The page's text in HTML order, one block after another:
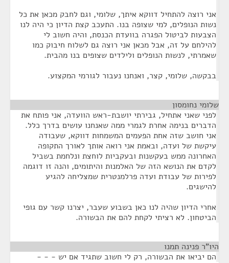
אני רוצה להתחיל דווקא איתך, שלומי, וגם לחבק מכאן את כל
נשות הנופלים, למי שצופה בנו. התעכב קצת הדיון כי היה לנו
הצבעות לביטול הפגרה בוועדת הכנסת, והיה חשוב לי
להילחם על זה, אבל מכאן אני רוצה גם לשלוח חיבוק כמו
שאמרתי, לנשות הנופלים ולילדים שצופים בנו מהבית.
בבקשה, שלומי, קצר, ואנחנו נעבור לגורמי המקצוע.
שלומי נחומסון
לפני שאני אתחיל, גבירתי יושבת-ראש הוועדה, אני פותח את
הדברים בנימה אחרת לגמרי ממה שאנחנו עושים בדרך כלל.
אני חושב שזה אחת הפעמים המשמחות דווקא, שעבודה
עיקשת של ועדה, ובאמת אני רואה אותך לאורך התקופה
האחרונה ממש בעקשנות ובעקביות לוחצת ונלחמת בשביל
לקדם את הנושא הזה של האלמנות והיתומים, והנה זו דוגמה
לפירות של עבודת ועדה פרלמנטרית שמצליחה להגיע
להישגים.
אחרי הדיון שהיה לנו כאן בשבוע שעבר, יצרנו קשר עם גופי
הביטחון. לא רציתי לקחת להם את הבשורה.
היו"ר פנינה תמנו
הם יביאו את הבשורה, רק לי חשוב שתגיד אם יש - - -